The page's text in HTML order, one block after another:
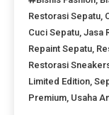
Restorasi Sepatu,
Cuci Sepatu,Jasa
Repaint Sepatu,
Restorasi
Limited Edition,
Premium, Usaha